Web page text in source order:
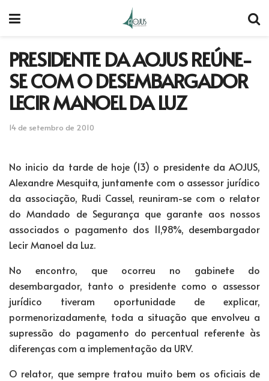
PRESIDENTE DA AOJUS REÚNE-
SE COM O DESEMBARGADOR
LECIR MANOEL DA LUZ
14 de setembro de 2010
No inicio da tarde de hoje (13) o presidente da AOJUS,
Alexandre Mesquita, juntamente com o assessor jurídico
da associação, Rudi Cassel, reuniram-se com o relator
do Mandado de Segurança que garante aos nossos
associados o pagamento dos 11,98%, desembargador
Lecir Manoel da Luz.
No encontro, que ocorreu no gabinete do
desembargador, tanto o presidente como o assessor
jurídico tiveram oportunidade de explicar,
pormenorizadamente, toda a situação que envolveu a
supressão do pagamento do percentual referente às
diferenças com a implementação da URV.
O relator, que sempre tratou muito bem os oficiais de